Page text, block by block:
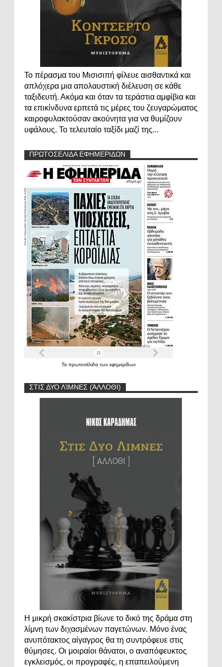
Το πέρασμα του Μισισιπή φίλευε αισθαντικά και
απλόχερα μια απολαυστική διέλευση σε κάθε
ταξιδευτή. Ακόμα και όταν τα τεράστια αμφίβια και
τα επικίνδυνα ερπετά τις μέρες του ζευγαρώματος
καιροφυλακτούσαν ακούνητα για να θυμίζουν
υφάλους. Το τελευταίο ταξίδι μαζί της...
ΠΡΩΤΟΣΕΛΙΔΑ ΕΦΗΜΕΡΙΔΩΝ
Τα πρωτοσέλιδα των εφημερίδων
ΣΤΙΣ ΔΥΟ ΛΊΜΝΕΣ (ΆΛΛΟΘΙ)
Η μικρή σκακίστρια βίωνε το δικό της δράμα στη
λίμνη των διχασμένων παγετώνων. Μόνο ένας
ανυπότακτος αίγαγρος θα τη συντρόφευε στις
θύμησες. Οι μοιραίοι θάνατοι, ο αναπόφευκτος
εγκλεισμός, οι προγραφές, η επαπειλούμενη